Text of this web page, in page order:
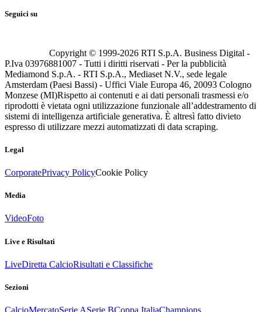
Seguici su
Copyright © 1999-2026 RTI S.p.A. Business Digital -
P.Iva 03976881007 - Tutti i diritti riservati - Per la pubblicità
Mediamond S.p.A. - RTI S.p.A., Mediaset N.V., sede legale
Amsterdam (Paesi Bassi) - Uffici Viale Europa 46, 20093 Cologno
Monzese (MI)Rispetto ai contenuti e ai dati personali trasmessi e/o
riprodotti è vietata ogni utilizzazione funzionale all’addestramento di
sistemi di intelligenza artificiale generativa. È altresì fatto divieto
espresso di utilizzare mezzi automatizzati di data scraping.
Legal
CorporatePrivacy PolicyCookie Policy
Media
VideoFoto
Live e Risultati
LiveDiretta CalcioRisultati e Classifiche
Sezioni
CalcioMercatoSerie ASerie BCoppa ItaliaChampions